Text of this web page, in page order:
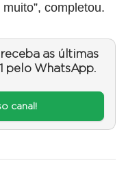
completou.
as últimas
pelo WhatsApp.
canal!